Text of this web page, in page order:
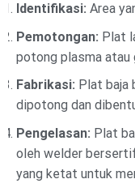
Identifikasi: Area
Pemotongan: Plat
potong plasma atau
Fabrikasi: Plat baja
dipotong dan
Pengelasan: Plat
oleh welder
yang ketat untuk